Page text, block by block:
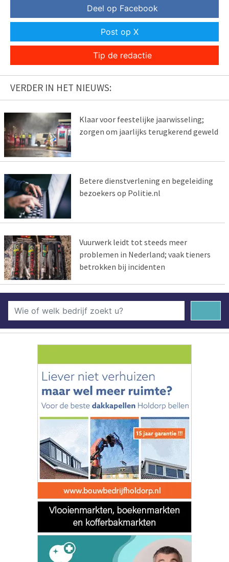
Deel op Facebook
Post op X
Tip de redactie
VERDER IN HET NIEUWS:
Klaar voor feestelijke jaarwisseling;
zorgen om jaarlijks terugkerend geweld
Betere dienstverlening en begeleiding
bezoekers op Politie.nl
Vuurwerk leidt tot steeds meer
problemen in Nederland; vaak tieners
betrokken bij incidenten